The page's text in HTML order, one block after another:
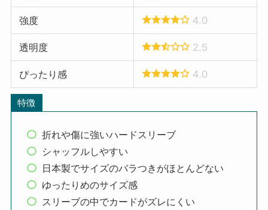
強度 4.0
透明度 2.5
ぴったり感 4.0
特徴
折れや傷に強いハードスリーブ
シャッフルしやすい
日本製でサイズのバラつきがほとんどない
ゆったりめのサイズ感
スリーブの中でカードがズレにくい